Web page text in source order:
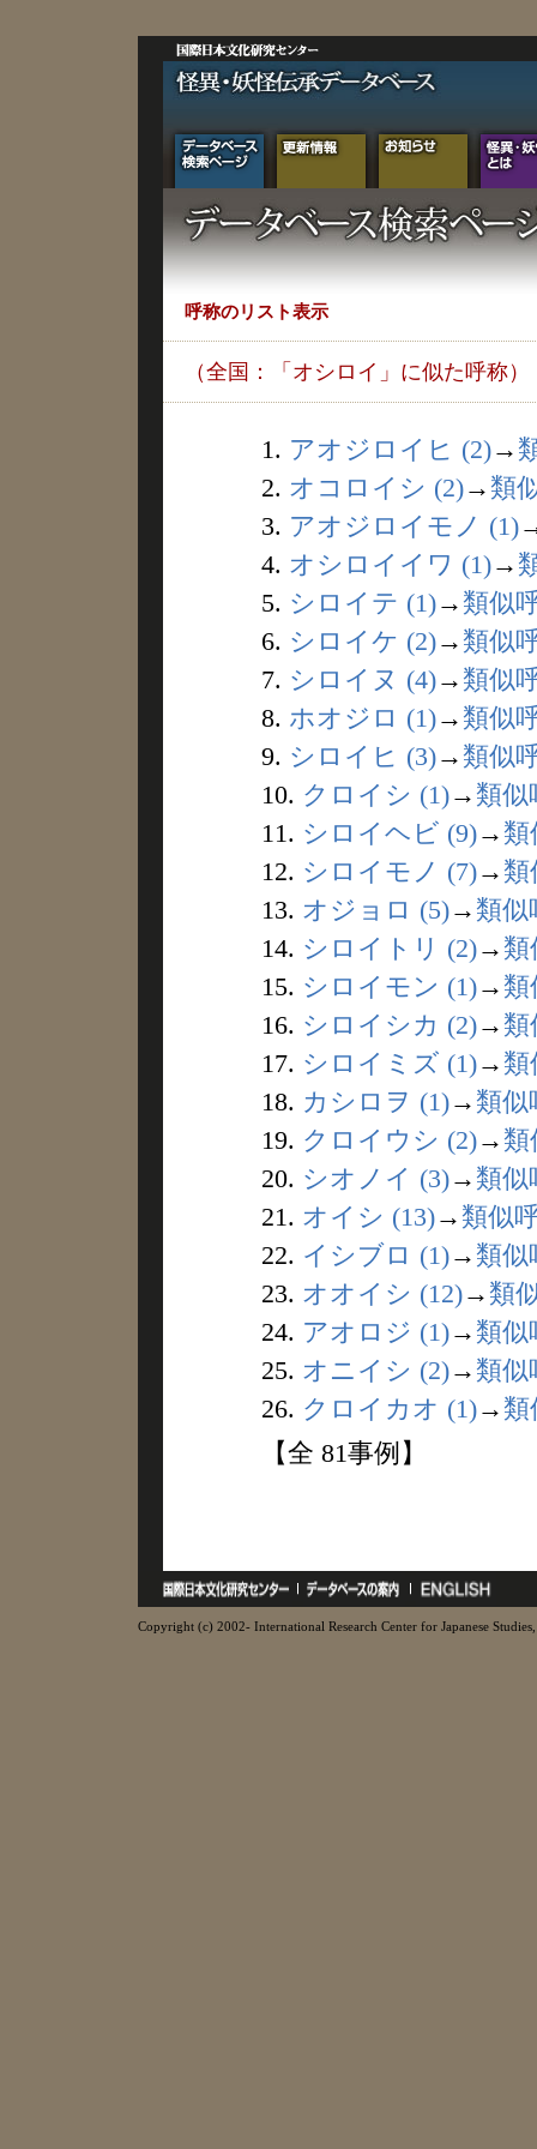
呼称のリスト表示
（全国：「オシロイ」に似た呼称）
1. アオジロイヒ (2)→
2. オコロイシ (2)→ 類
3. アオジロイモノ (1)
4. オシロイイワ (1)→
5. シロイテ (1)→ 類似
6. シロイケ (2)→ 類似
7. シロイヌ (4)→ 類似
8. ホオジロ (1)→ 類似
9. シロイヒ (3)→ 類似
10. クロイシ (1)→ 類似
11. シロイヘビ (9)→ 類
12. シロイモノ (7)→ 類
13. オジョロ (5)→ 類似
14. シロイトリ (2)→ 類
15. シロイモン (1)→ 類
16. シロイシカ (2)→ 類
17. シロイミズ (1)→ 類
18. カシロヲ (1)→ 類似
19. クロイウシ (2)→ 類
20. シオノイ (3)→ 類似
21. オイシ (13)→ 類似
22. イシブロ (1)→ 類似
23. オオイシ (12)→ 類
24. アオロジ (1)→ 類似
25. オニイシ (2)→ 類似
26. クロイカオ (1)→ 類
【全 81事例】
Copyright (c) 2002- International Research Center for Japanese